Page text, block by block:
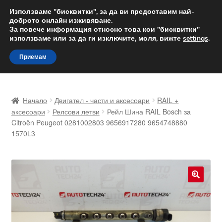
ДОСТАВКА от 12 лв.
Доставка по целия свят
Skip
to
navigation
Skip
to
content
Доставка по целия свят
Жалби
За нас
Контакт
Начало Двигател - части и аксесоари
RAIL +
аксесоари
Релсови летви
Рейл Шина RAIL Bosch за
Citroën Peugeot 0281002803 9656917280 9654748880
1570L3
Използваме "бисквитки", за да ви предоставим най-
доброто онлайн изживяване.
За повече информация относно това кои "бисквитки"
използваме или за да ги изключите, моля, вижте settings.
Приемам